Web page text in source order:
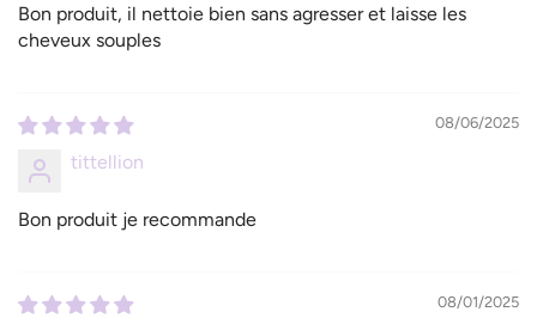
Bon produit, il nettoie bien sans agresser et laisse les
cheveux souples
08/06/2025
tittellion
Bon produit je recommande
08/01/2025